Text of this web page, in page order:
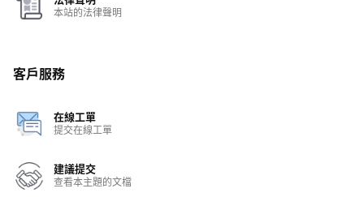
本站的法律聲明
客戶服務
在線工單
提交在線工單
建議提交
查看本主題的文檔